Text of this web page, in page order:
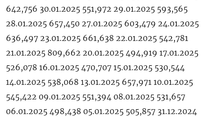
642,756 30.01.2025 551,972 29.01.2025 593,565
28.01.2025 657,450 27.01.2025 603,479 24.01.2025
636,497 23.01.2025 661,638 22.01.2025 542,781
21.01.2025 809,662 20.01.2025 494,919 17.01.2025
526,078 16.01.2025 470,707 15.01.2025 530,544
14.01.2025 538,068 13.01.2025 657,971 10.01.2025
545,422 09.01.2025 551,394 08.01.2025 531,657
06.01.2025 498,438 05.01.2025 505,857 31.12.2024